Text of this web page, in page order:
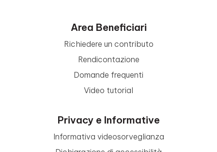
Area Beneficiari
Richiedere un contributo
Rendicontazione
Domande frequenti
Video tutorial
Privacy e Informative
Informativa videosorveglianza